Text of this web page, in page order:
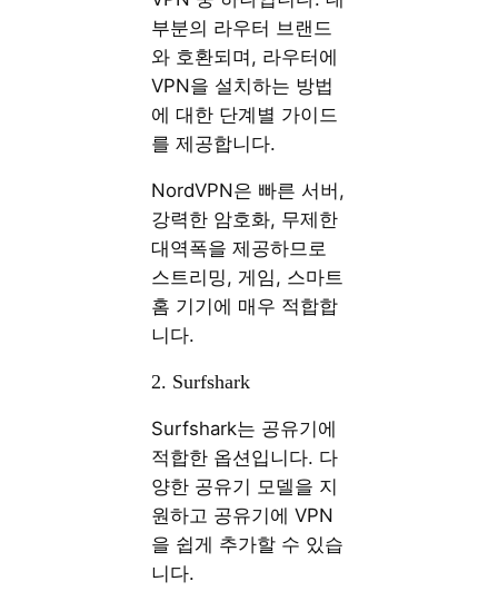
부분의 라우터 브랜드
와 호환되며, 라우터에
VPN을 설치하는 방법
에 대한 단계별 가이드
를 제공합니다.
NordVPN은 빠른 서버,
강력한 암호화, 무제한
대역폭을 제공하므로
스트리밍, 게임, 스마트
홈 기기에 매우 적합합
니다.
2. Surfshark
Surfshark는 공유기에
적합한 옵션입니다. 다
양한 공유기 모델을 지
원하고 공유기에 VPN
을 쉽게 추가할 수 있습
니다.